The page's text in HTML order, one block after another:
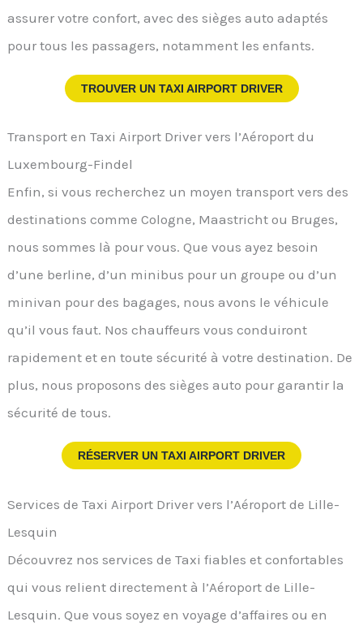
assurer votre confort, avec des sièges auto adaptés
pour tous les passagers, notamment les enfants.
TROUVER UN TAXI AIRPORT DRIVER
Transport en Taxi Airport Driver vers l’Aéroport du
Luxembourg-Findel
Enfin, si vous recherchez un moyen transport vers des
destinations comme Cologne, Maastricht ou Bruges,
nous sommes là pour vous. Que vous ayez besoin
d’une berline, d’un minibus pour un groupe ou d’un
minivan pour des bagages, nous avons le véhicule
qu’il vous faut. Nos chauffeurs vous conduiront
rapidement et en toute sécurité à votre destination. De
plus, nous proposons des sièges auto pour garantir la
sécurité de tous.
RÉSERVER UN TAXI AIRPORT DRIVER
Services de Taxi Airport Driver vers l’Aéroport de Lille-
Lesquin
Découvrez nos services de Taxi fiables et confortables
qui vous relient directement à l’Aéroport de Lille-
Lesquin. Que vous soyez en voyage d’affaires ou en